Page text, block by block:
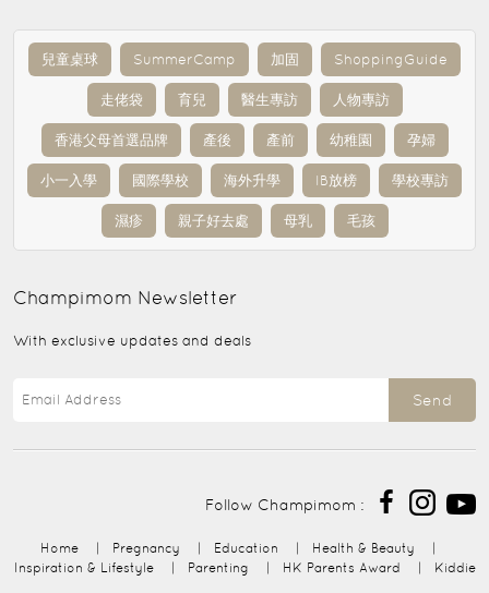
兒童桌球 SummerCamp 加固 ShoppingGuide
走佬袋 育兒 醫生專訪 人物專訪
香港父母首選品牌 產後 產前 幼稚園 孕婦
小一入學 國際學校 海外升學 IB放榜 學校專訪
濕疹 親子好去處 母乳 毛孩
Champimom Newsletter
With exclusive updates and deals
Send
Follow Champimom :
Home Pregnancy Education Health & Beauty
Inspiration & Lifestyle
Parenting HK Parents Award Kiddie